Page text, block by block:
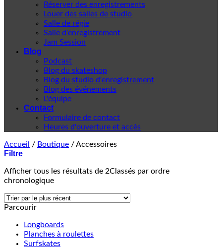
Réserver des enregistrements
Louer des salles de studio
Salle de régie
Salle d'enregistrement
Jam Session
Blog
Podcast
Blog du skateshop
Blog du studio d'enregistrement
Blog des événements
L'équipe
Contact
Formulaire de contact
Heures d'ouverture et accès
Accueil / Boutique /Accessoires
Filtre
Afficher tous les résultats de 2Classés par ordre
chronologique
Parcourir
Longboards
Planches à roulettes
Surfskates